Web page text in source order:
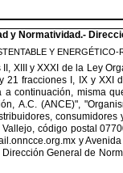
y Normatividad.-
Y ENERGÉTICO-
XIII y XXXI de la Ley
21 fracciones I, IX y XXI
continuación, misma
A.C. (ANCE)" ,"
código postal
y
General de